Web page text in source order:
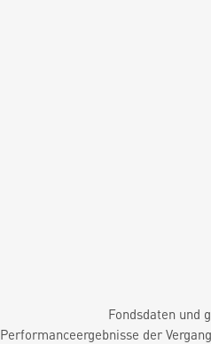
Fondsdaten und
Performanceergebnisse der